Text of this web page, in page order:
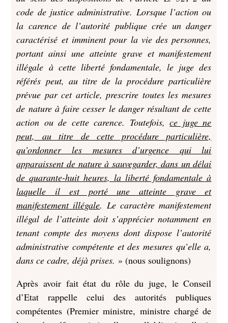
code de justice administrative. Lorsque l’action ou
la carence de l’autorité publique crée un danger
caractérisé et imminent pour la vie des personnes,
portant ainsi une atteinte grave et manifestement
illégale à cette liberté fondamentale, le juge des
référés peut, au titre de la procédure particulière
prévue par cet article, prescrire toutes les mesures
de nature à faire cesser le danger résultant de cette
action ou de cette carence. Toutefois,ce juge ne
peut, au titre de cette procédure particulière,
qu’ordonner les mesures d’urgence qui lui
apparaissent de nature à sauvegarder, dans un délai
de quarante-huit heures, la liberté fondamentale à
laquelle il est porté une atteinte grave et
manifestement illégale. Le caractère manifestement
illégal de l’atteinte doit s’apprécier notamment en
tenant compte des moyens dont dispose l’autorité
administrative compétente et des mesures qu’elle a,
dans ce cadre, déjà prises. » (nous soulignons)
Après avoir fait état du rôle du juge, le Conseil
d’Etat rappelle celui des autorités publiques
compétentes (Premier ministre, ministre chargé de